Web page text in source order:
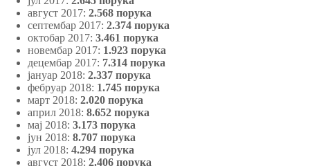
август 2017: 2.568 порука
септембар 2017: 2.374 порука
октобар 2017: 3.461 порука
новембар 2017: 1.923 порука
децембар 2017: 7.314 порука
јануар 2018: 2.337 порука
фебруар 2018: 1.745 порука
март 2018: 2.020 порука
април 2018: 8.652 порука
мај 2018: 3.173 порука
јун 2018: 8.707 порука
јул 2018: 4.294 порука
август 2018: 2.406 порука